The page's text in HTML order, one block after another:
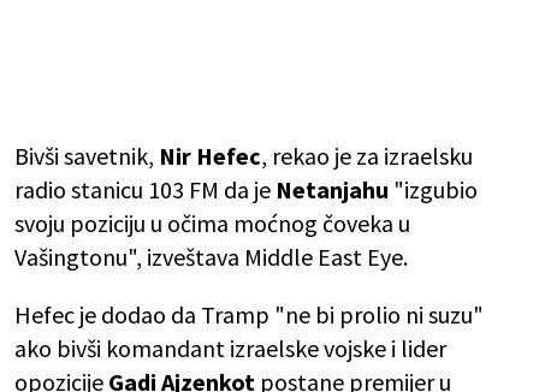
Bivši savetnik, Nir Hefec, rekao je za izraelsku
radio stanicu 103 FM da je Netanjahu "izgubio
svoju poziciju u očima moćnog čoveka u
Vašingtonu", izveštava Middle East Eye.
Hefec je dodao da Tramp "ne bi prolio ni suzu"
ako bivši komandant izraelske vojske i lider
opozicije Gadi Ajzenkot postane premijer u